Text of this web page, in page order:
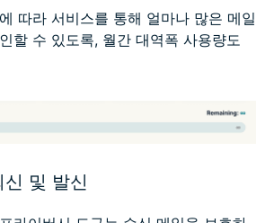
따라 서비스를 통해 얼마나 많은 메일
할 수 있도록, 월간 대역폭 사용량도
및 발신